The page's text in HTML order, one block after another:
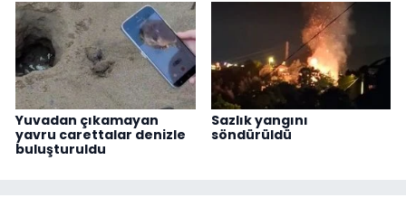
Yuvadan çıkamayan
yavru carettalar denizle
buluşturuldu
Sazlık yangını
söndürüldü